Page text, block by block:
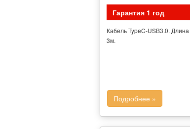
Гарантия 1 год
Кабель TypeC-USB3.0. Длина
3м.
Подробнее »